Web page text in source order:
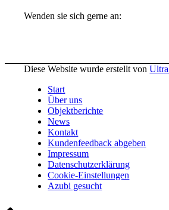
Wenden sie sich gerne an:
Diese Website wurde erstellt von
Start
Über uns
Objektberichte
News
Kontakt
Kundenfeedback abgeben
Impressum
Datenschutzerklärung
Cookie-Einstellungen
Azubi gesucht